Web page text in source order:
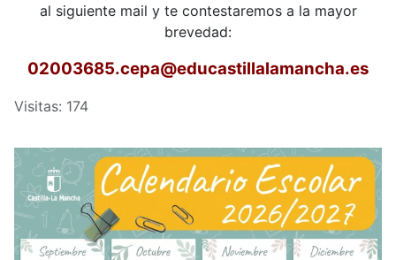
al siguiente mail y te contestaremos a la mayor
brevedad:
02003685.cepa@educastillalamancha.es
Visitas: 174